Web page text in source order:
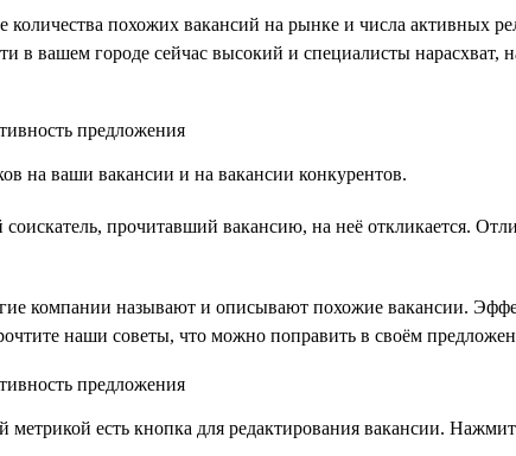
количества похожих вакансий на рынке и числа активных
в вашем городе сейчас высокий и специалисты
на ваши вакансии и на вакансии конкурентов.
прочитавший вакансию, на неё откликается.
компании называют и описывают похожие вакансии.
наши советы, что можно поправить в своём
есть кнопка для редактирования вакансии.